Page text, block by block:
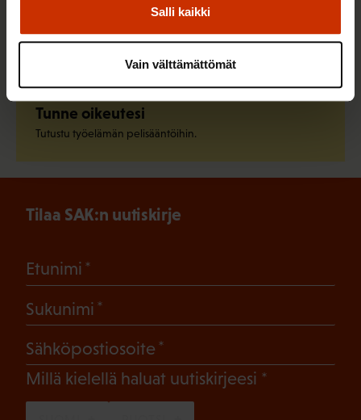
Salli kaikki
Vain välttämättömät
Tilaa SAK:n uutiskirje.
Tunne oikeutesi
Tutustu työelämän pelisääntöihin.
Tilaa SAK:n uutiskirje
Etunimi
Sukunimi
Sähköpostiosoite
Millä kielellä haluat uutiskirjeesi (Pakollinen)